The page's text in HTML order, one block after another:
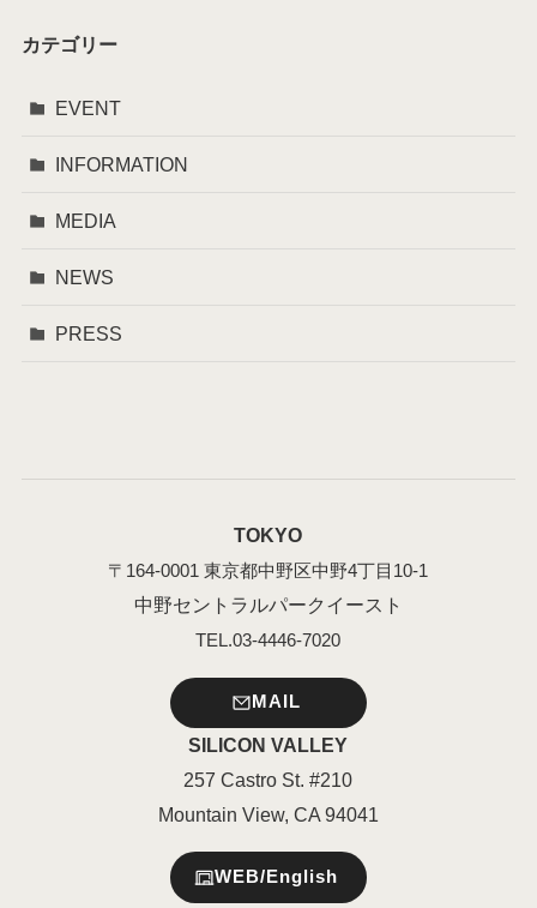
カテゴリー
EVENT
INFORMATION
MEDIA
NEWS
PRESS
TOKYO
〒164-0001 東京都中野区中野4丁目10-1
中野セントラルパークイースト
TEL.03-4446-7020
MAIL
SILICON VALLEY
257 Castro St. #210
Mountain View, CA 94041
WEB/English